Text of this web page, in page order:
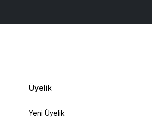
Üyelik
Yeni Üyelik